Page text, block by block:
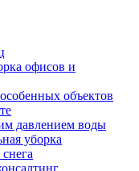
офисов и
объектов
давлением воды
уборка